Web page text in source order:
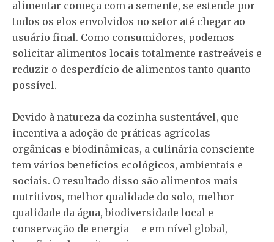
alimentar começa com a semente, se estende por
todos os elos envolvidos no setor até chegar ao
usuário final. Como consumidores, podemos
solicitar alimentos locais totalmente rastreáveis ​​e
reduzir o desperdício de alimentos tanto quanto
possível.
Devido à natureza da cozinha sustentável, que
incentiva a adoção de práticas agrícolas
orgânicas e biodinâmicas, a culinária consciente
tem vários benefícios ecológicos, ambientais e
sociais. O resultado disso são alimentos mais
nutritivos, melhor qualidade do solo, melhor
qualidade da água, biodiversidade local e
conservação de energia – e em nível global,